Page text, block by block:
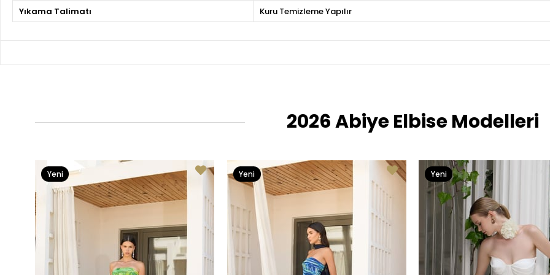
Yıkama Talimatı
Kuru Temizleme Yapılır
2026 Abiye Elbise Modelleri
Yeni
Ürün
Yeni
Ürün
Yeni
Ürün